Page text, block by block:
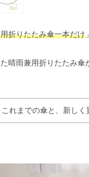
折りたたみ傘一本だけ
晴雨兼用折りたたみ
これまでの傘と、新し